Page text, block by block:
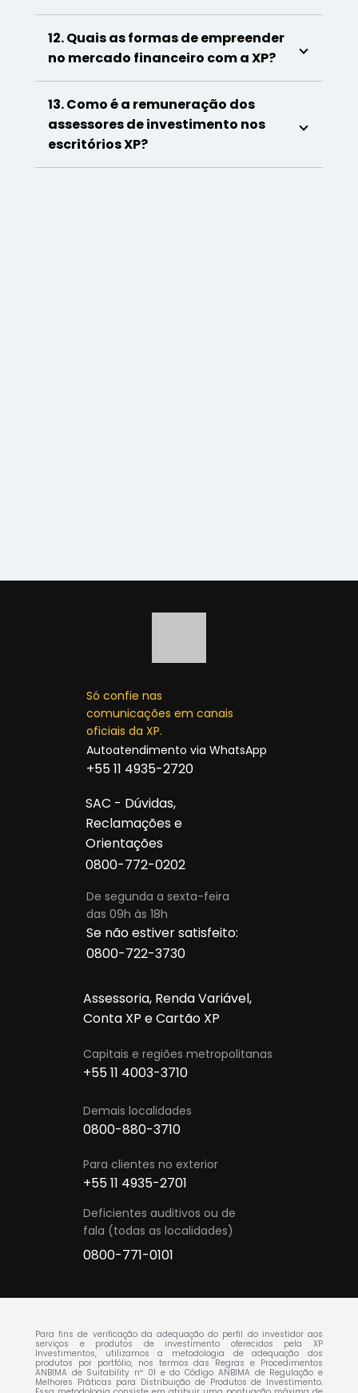
12. Quais as formas de empreender
no mercado financeiro com a XP?
13. Como é a remuneração dos
assessores de investimento nos
escritórios XP?
Só confie nas
comunicações em canais
oficiais da XP.
Autoatendimento via WhatsApp
+55 11 4935-2720
SAC - Dúvidas,
Reclamações e
Orientações
0800-772-0202
De segunda a sexta-feira
das 09h às 18h
Se não estiver satisfeito:
0800-722-3730
Assessoria, Renda Variável,
Conta XP e Cartão XP
Capitais e regiões metropolitanas
+55 11 4003-3710
Demais localidades
0800-880-3710
Para clientes no exterior
+55 11 4935-2701
Deficientes auditivos ou de
fala (todas as localidades)
0800-771-0101
Para fins de verificação da adequação do perfil do investidor aos
serviços e produtos de investimento oferecidos pela XP
Investimentos, utilizamos a metodologia de adequação dos
produtos por portfólio, nos termos das Regras e Procedimentos
ANBIMA de Suitability nº 01 e do Código ANBIMA de Regulação e
Melhores Práticas para Distribuição de Produtos de Investimento.